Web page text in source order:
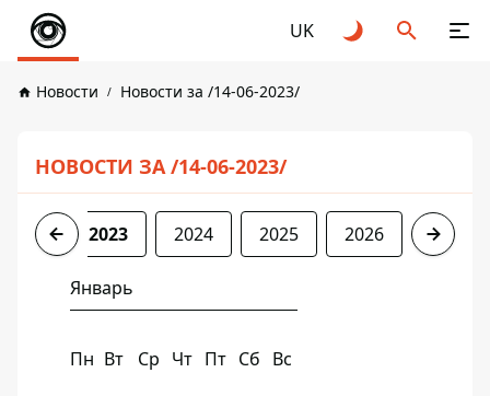
UK
Новости Новости за /14-06-2023/
НОВОСТИ ЗА /14-06-2023/
2022 2023 2024 2025 2026
Январь
Пн Вт Ср Чт Пт Сб Вс